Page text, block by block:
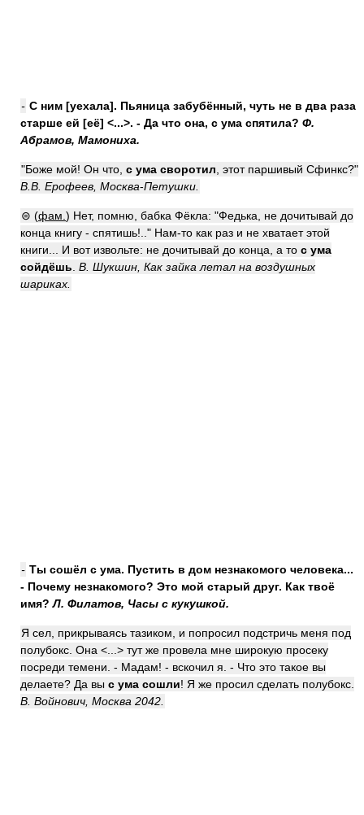
- С ним [уехала]. Пьяница забубённый, чуть не в два раза
старше ей [её] <...>. - Да что она, с ума спятила? Ф.
Абрамов, Мамониха.
"Боже мой! Он что, с ума своротил , этот паршивый Сфинкс?"
В.В. Ерофеев, Москва-Петушки.
⊜ (фам. ) Нет, помню, бабка Фёкла: "Федька, не дочитывай до
конца книгу - спятишь!.." Нам-то как раз и не хватает этой
книги... И вот извольте: не дочитывай до конца, а то с ума
сойдёшь В. Шукшин, Как зайка летал на воздушных
шариках.
- Ты сошёл с ума. Пустить в дом незнакомого человека...
- Почему незнакомого? Это мой старый друг. Как твоё
имя?Л. Филатов, Часы с кукушкой.
Я сел, прикрываясь тазиком, и попросил подстричь меня под
полубокс. Она <...> тут же провела мне широкую просеку
посреди темени. - Мадам! - вскочил я. - Что это такое вы
делаете? Да вы с ума сошли! Я же просил сделать полубокс.
В. Войнович, Москва 2042.